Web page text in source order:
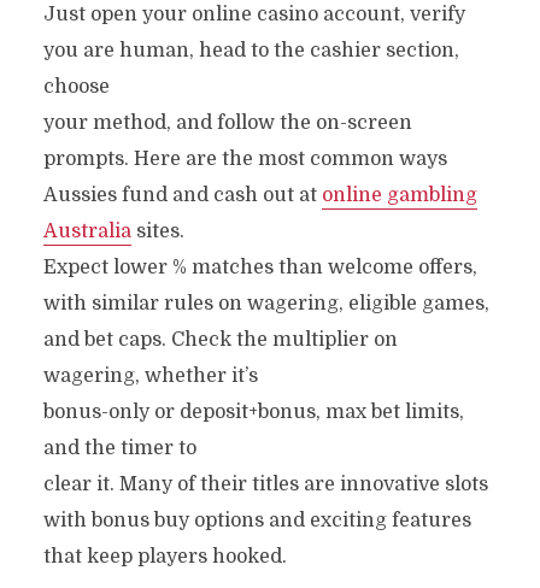
Just open your online casino account, verify
you are human, head to the cashier section,
choose
your method, and follow the on-screen
prompts. Here are the most common ways
Aussies fund and cash out at online gambling
Australiasites.
Expect lower % matches than welcome offers,
with similar rules on wagering, eligible games,
and bet caps. Check the multiplier on
wagering, whether it’s
bonus-only or deposit+bonus, max bet limits,
and the timer to
clear it. Many of their titles are innovative slots
with bonus buy options and exciting features
that keep players hooked.